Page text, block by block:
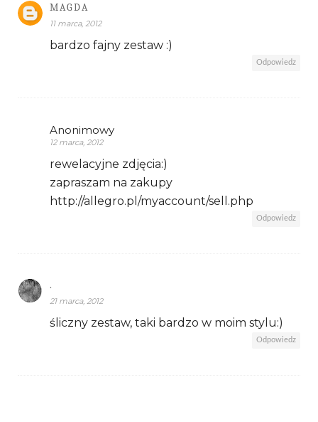
MAGDA
11 marca, 2012
bardzo fajny zestaw :)
Odpowiedz
Anonimowy
12 marca, 2012
rewelacyjne zdjęcia:)
zapraszam na zakupy
http://allegro.pl/myaccount/sell.php
Odpowiedz
.
21 marca, 2012
śliczny zestaw, taki bardzo w moim stylu:)
Odpowiedz